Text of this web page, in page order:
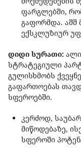
ფარგლებში,
გაფორმდა. აშშ
ექსკლუზიურ
დიდი სურათი:
სტრატეგიული
გულისხმობს
გაფართოებას
სფეროებში.
კერძოდ,
მიწოდებაზე,
სფეროში